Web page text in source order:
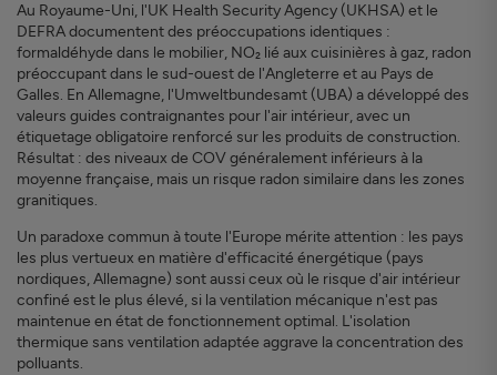
Au Royaume-Uni, l'UK Health Security Agency (UKHSA) et le
DEFRA documentent des préoccupations identiques :
formaldéhyde dans le mobilier, NO₂ lié aux cuisinières à gaz, radon
préoccupant dans le sud-ouest de l'Angleterre et au Pays de
Galles. En Allemagne, l'Umweltbundesamt (UBA) a développé des
valeurs guides contraignantes pour l'air intérieur, avec un
étiquetage obligatoire renforcé sur les produits de construction.
Résultat : des niveaux de COV généralement inférieurs à la
moyenne française, mais un risque radon similaire dans les zones
granitiques.
Un paradoxe commun à toute l'Europe mérite attention : les pays
les plus vertueux en matière d'efficacité énergétique (pays
nordiques, Allemagne) sont aussi ceux où le risque d'air intérieur
confiné est le plus élevé, si la ventilation mécanique n'est pas
maintenue en état de fonctionnement optimal. L'isolation
thermique sans ventilation adaptée aggrave la concentration des
polluants.